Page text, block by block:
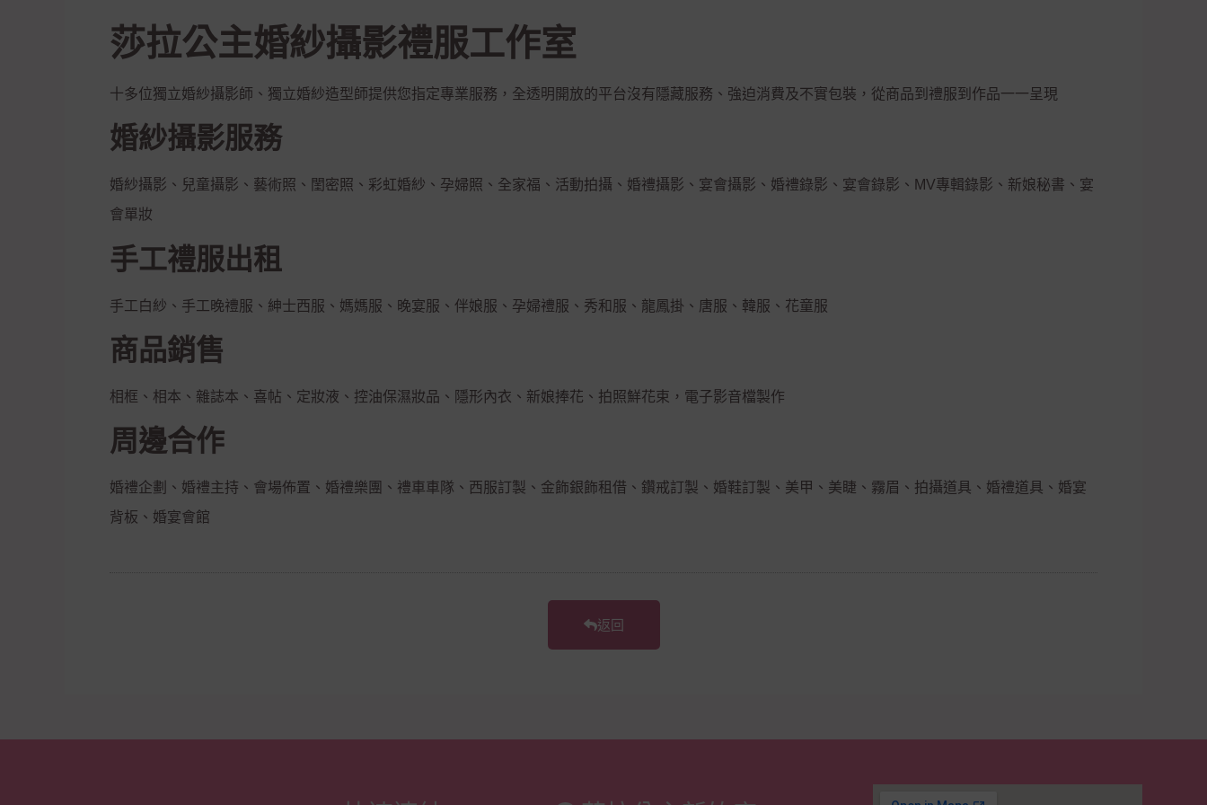
莎拉公主婚紗攝影禮服工作室
十多位獨立婚紗攝影師、獨立婚紗造型師提供您指定專業服務，全透明開放的平台沒有隱藏服務、強迫消費及不實包裝，從商品到禮服到作品一一呈現
婚紗攝影服務
婚紗攝影、兒童攝影、藝術照、閨密照、彩虹婚紗、孕婦照、全家福、活動拍攝、婚禮攝影、宴會攝影、婚禮錄影、宴會錄影、MV專輯錄影、新娘秘書、宴
會單妝
手工禮服出租
手工白紗、手工晚禮服、紳士西服、媽媽服、晚宴服、伴娘服、孕婦禮服、秀和服、龍鳳掛、唐服、韓服、花童服
商品銷售
相框、相本、雜誌本、喜帖、定妝液、控油保濕妝品、隱形內衣、新娘捧花、拍照鮮花束，電子影音檔製作
周邊合作
婚禮企劃、婚禮主持、會場佈置、婚禮樂團、禮車車隊、西服訂製、金飾銀飾租借、鑽戒訂製、婚鞋訂製、美甲、美睫、霧眉、拍攝道具、婚禮道具、婚宴
背板、婚宴會館
返回